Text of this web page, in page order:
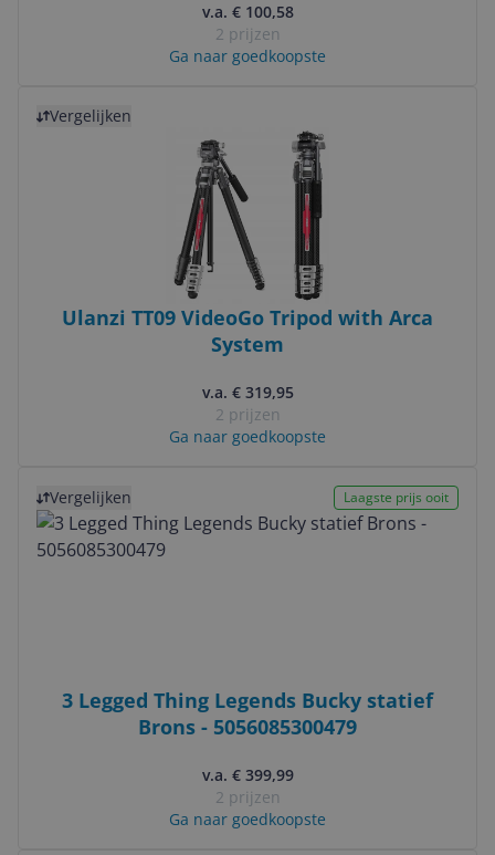
v.a. € 100,58
2 prijzen
Ga naar goedkoopste
Vergelijken
Ulanzi TT09 VideoGo Tripod with Arca
System
v.a. € 319,95
2 prijzen
Ga naar goedkoopste
Vergelijken Laagste prijs ooit
3 Legged Thing Legends Bucky statief
Brons - 5056085300479
v.a. € 399,99
2 prijzen
Ga naar goedkoopste